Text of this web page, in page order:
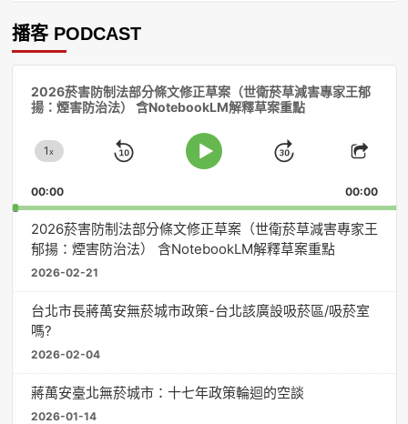
播客 PODCAST
2026菸害防制法部分條文修正草案（世衛菸草減害專家王郁
揚：煙害防治法） 含NotebookLM解釋草案重點
Change
Rate
1x
Skip
Play
Jump
Forward
Share
00:00 00:00
2026菸害防制法部分條文修正草案（世衛菸草減害專家王
郁揚：煙害防治法） 含NotebookLM解釋草案重點
2026-02-21
台北市長蔣萬安無菸城市政策-台北該廣設吸菸區/吸菸室
嗎?
2026-02-04
蔣萬安臺北無菸城市：十七年政策輪迴的空談
2026-01-14